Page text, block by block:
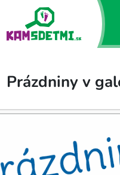
Prázdniny v